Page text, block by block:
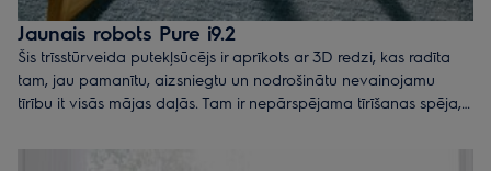
Jaunais robots Pure i9.2
Šis trīsstūrveida putekļsūcējs ir aprīkots ar 3D redzi, kas radīta
tam, jau pamanītu, aizsniegtu un nodrošinātu nevainojamu
tīrību it visās mājas daļās. Tam ir nepārspējama tīrīšanas spēja,
Pure i9 lietotni. Tas redz, piekļūst un tīra izcili precīzi.